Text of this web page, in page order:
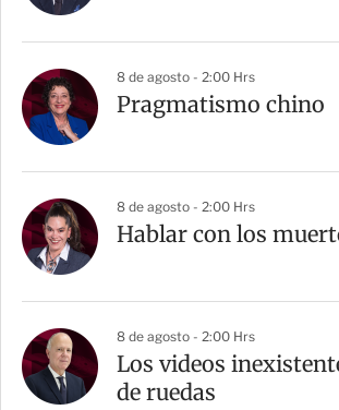
8 de agosto - 2:00 Hrs
Pragmatismo chino
8 de agosto - 2:00 Hrs
Hablar con los
8 de agosto - 2:00 Hrs
Los videos
de ruedas